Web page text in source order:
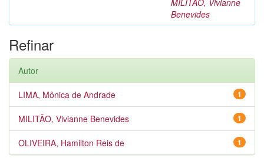
MILITÃO, Vivianne
Benevides
Refinar
Autor
1
LIMA, Mônica de Andrade
1
MILITÃO, Vivianne Benevides
1
OLIVEIRA, Hamilton Reis de